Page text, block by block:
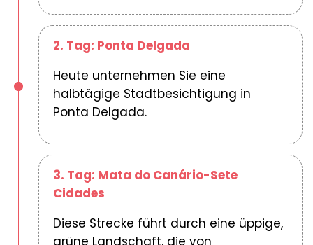
2. Tag: Ponta Delgada
Heute unternehmen Sie eine
halbtägige Stadtbesichtigung in
Ponta Delgada.
3. Tag: Mata do Canário-Sete
Cidades
Diese Strecke führt durch eine üppige,
grüne Landschaft, die von